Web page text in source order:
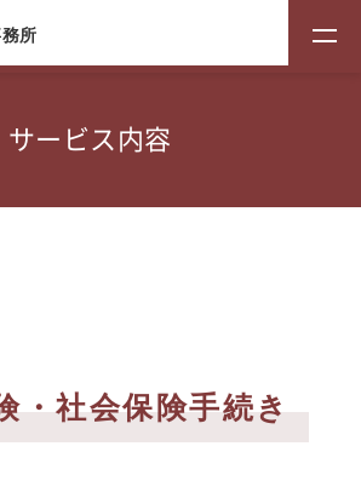
所
サービス内容
・社会保険手続き